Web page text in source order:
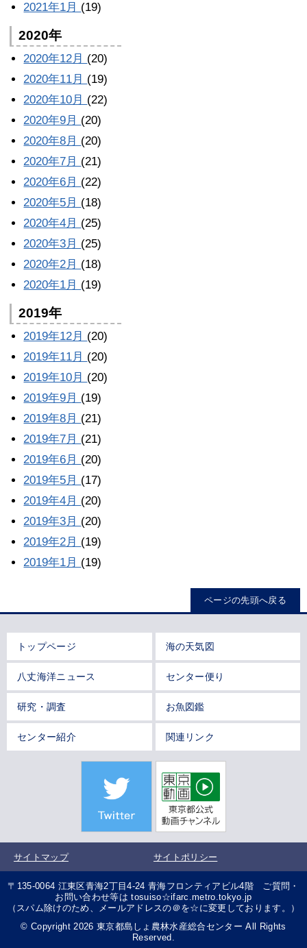
2021年1月 (19)
2020年
2020年12月 (20)
2020年11月 (19)
2020年10月 (22)
2020年9月 (20)
2020年8月 (20)
2020年7月 (21)
2020年6月 (22)
2020年5月 (18)
2020年4月 (25)
2020年3月 (25)
2020年2月 (18)
2020年1月 (19)
2019年
2019年12月 (20)
2019年11月 (20)
2019年10月 (20)
2019年9月 (19)
2019年8月 (21)
2019年7月 (21)
2019年6月 (20)
2019年5月 (17)
2019年4月 (20)
2019年3月 (20)
2019年2月 (19)
2019年1月 (19)
ページの先頭へ戻る
トップページ 海の天気図
八丈海洋ニュース センター便り
研究・調査 お魚図鑑
センター紹介 関連リンク
サイトマップ サイトポリシー
〒135-0064 江東区青海2丁目4-24 青海フロンティアビル4階 ご質問・
お問い合わせ等は tosuiso☆ifarc.metro.tokyo.jp
（スパム除けのため、メールアドレスの＠を☆に変更しております。）
© Copyright 2026 東京都島しょ農林水産総合センター All Rights
Reserved.